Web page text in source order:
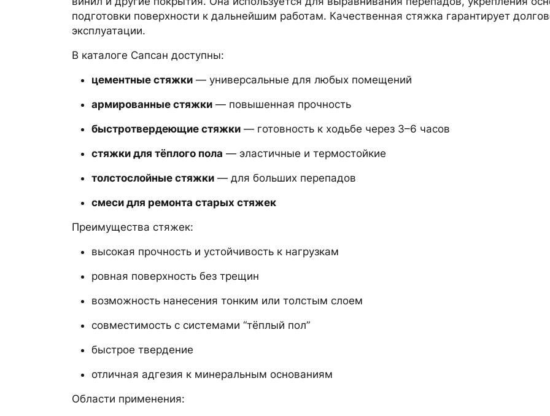
подготовки поверхности к дальнейшим работам. Качественная стяжка гарантирует
эксплуатации.
В каталоге Сапсан доступны:
цементные стяжки — универсальные для любых помещений
армированные стяжки — повышенная прочность
быстротвердеющие стяжки — готовность к ходьбе через 3–6 часов
стяжки для тёплого пола — эластичные и термостойкие
толстослойные стяжки — для больших перепадов
смеси для ремонта старых стяжек
Преимущества стяжек:
высокая прочность и устойчивость к нагрузкам
ровная поверхность без трещин
возможность нанесения тонким или толстым слоем
совместимость с системами “тёплый пол”
быстрое твердение
отличная адгезия к минеральным основаниям
Области применения: